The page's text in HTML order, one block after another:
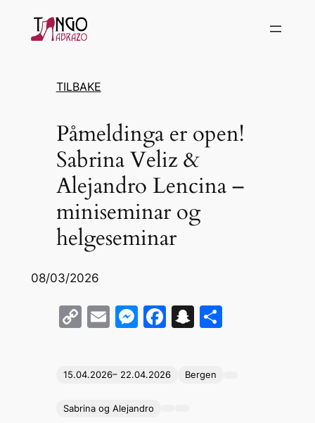
Hopp
TILBAKE
Påmeldinga er open!
Sabrina Veliz &
Alejandro Lencina –
miniseminar og
helgeseminar
08/03/2026
C
y
Li
E
l
M
s
e
F
e
S
p
S
15.04.2026– 22.04.2026 Bergen
Sabrina og Alejandro